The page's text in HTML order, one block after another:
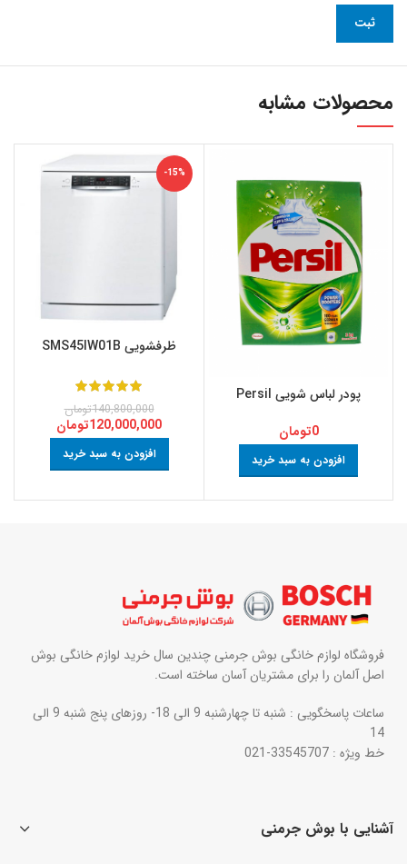
محصولات مشابه
پودر لباس شویی Persil
0تومان
افزودن به سبد خرید
-15%
ظرفشویی SMS45IW01B
140,800,000تومان
120,000,000تومان
افزودن به سبد خرید
فروشگاه لوازم خانگی بوش جرمنی چندین سال خرید لوازم خانگی بوش
اصل آلمان را برای مشتریان آسان ساخته است.
ساعات پاسخگویی : شنبه تا چهارشنبه 9 الی 18- روزهای پنج شنبه 9 الی
14
خط ویژه : 33545707-021
آشنایی با بوش جرمنی